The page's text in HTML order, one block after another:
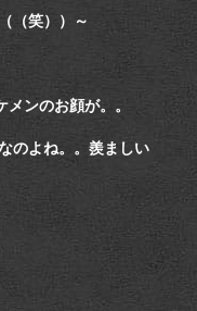
（笑））～
ンのお顔が。。
のよね。。羨ましい